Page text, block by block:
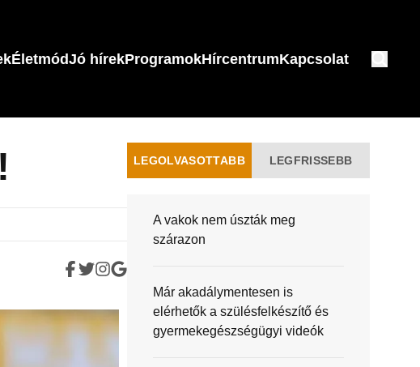
ÉletmódJó hírekProgramokHírcentrumKapcsolat
LEGOLVASOTTABB LEGFRISSEBB
A vakok nem úszták meg
szárazon
Már akadálymentesen is
elérhetők a szülésfelkészítő és
gyermekegészségügyi videók